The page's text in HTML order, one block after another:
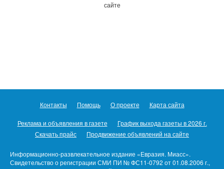
сайте
Контакты Помощь О проекте Карта сайта
Реклама и объявления в газете
График выхода газеты в 2026 г.
Скачать прайс
Продвижение объявлений на сайте
Информационно-развлекательное издание «Евразия. Миасс».
Свидетельство о регистрации СМИ ПИ № ФС11-0792 от 01.08.2006 г.,